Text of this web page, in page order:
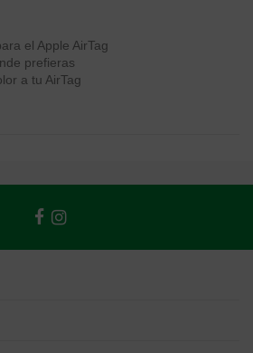
el Apple AirTag
prefieras
a tu AirTag